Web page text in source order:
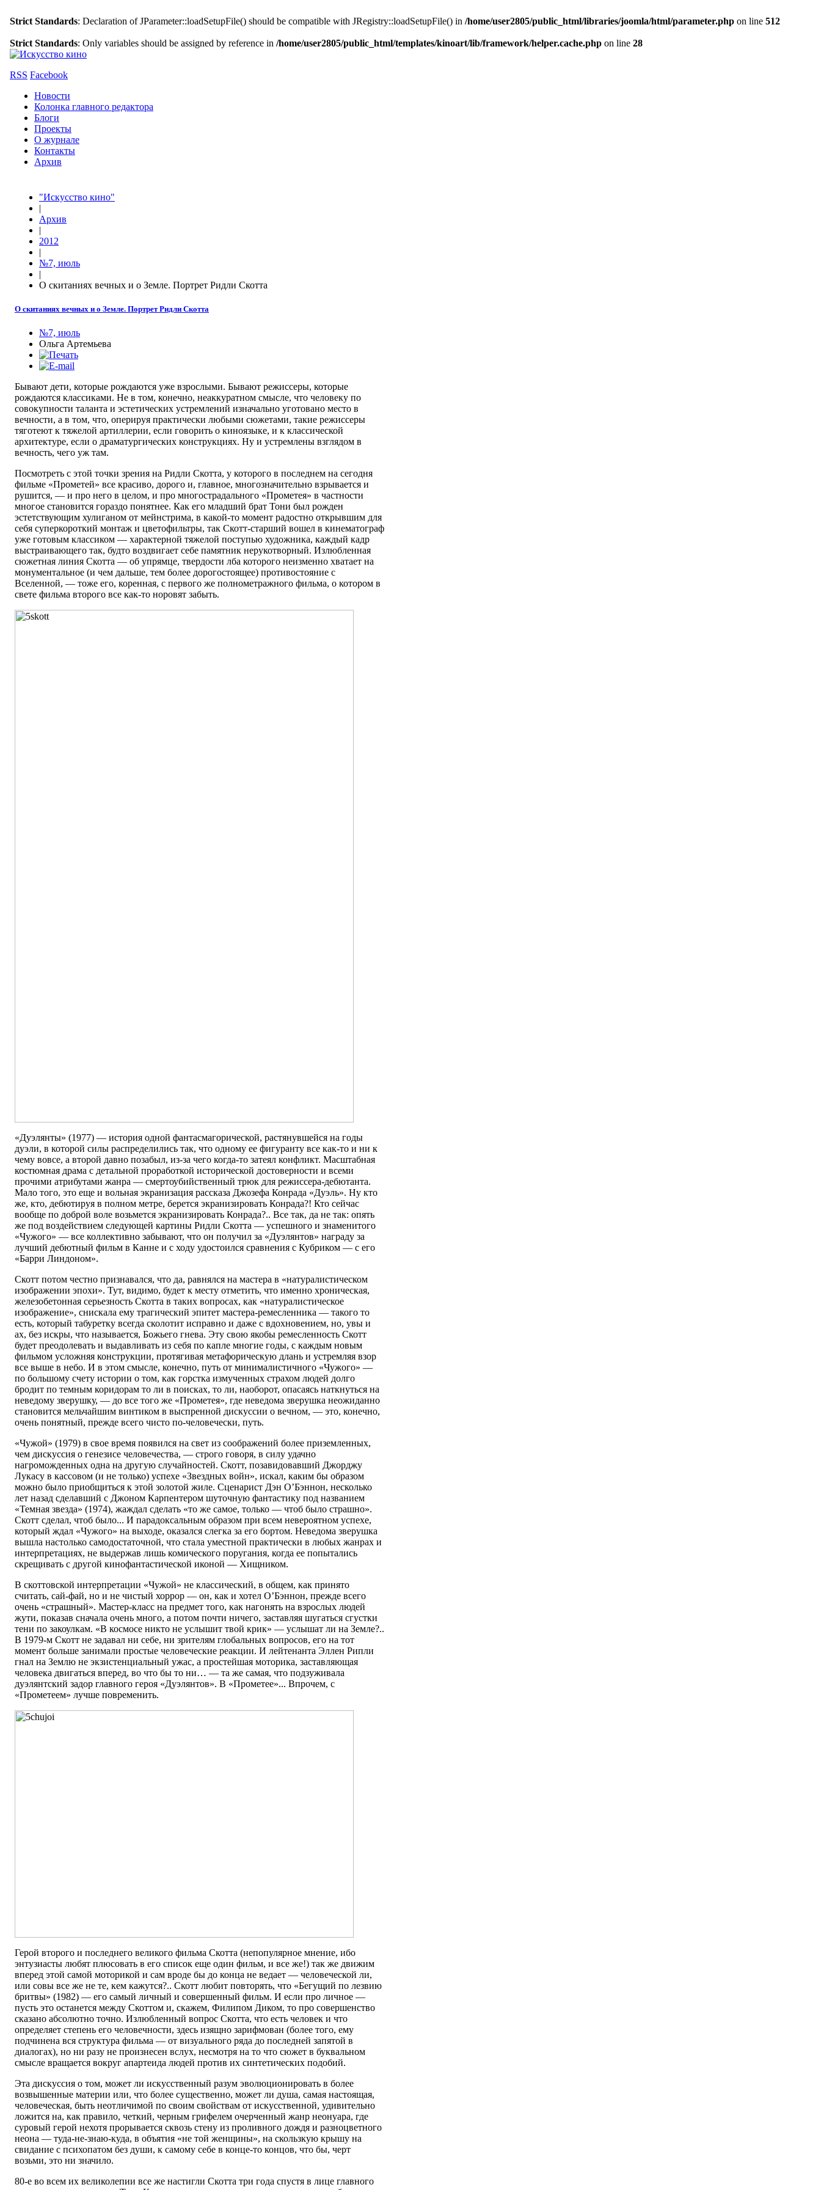
Strict Standards: Declaration of JParameter::loadSetupFile() should be compatible with JRegistry::loadSetupFile() in /home/user2805/public_html/libraries/joomla/html/parameter.php on line 512
Strict Standards: Only variables should be assigned by reference in /home/user2805/public_html/templates/kinoart/lib/framework/helper.cache.php on line 28
RSS Facebook
Новости
Колонка главного редактора
Блоги
Проекты
О журнале
Контакты
Архив
"Искусство кино"
|
Архив
|
2012
|
№7, июль
|
О скитаниях вечных и о Земле. Портрет Ридли Скотта
О скитаниях вечных и о Земле. Портрет Ридли Скотта
№7, июль
Ольга Артемьева
Бывают дети, которые рождаются уже взрослыми. Бывают режиссеры, которые
рождаются классиками. Не в том, конечно, неаккуратном смысле, что человеку по
совокупности таланта и эстетических устремлений изначально уготовано место в
вечности, а в том, что, оперируя практически любыми сюжетами, такие режиссеры
тяготеют к тяжелой артиллерии, если говорить о киноязыке, и к классической
архитектуре, если о драматургических конструкциях. Ну и устремлены взглядом в
вечность, чего уж там.
Посмотреть с этой точки зрения на Ридли Скотта, у которого в последнем на сегодня
фильме «Прометей» все красиво, дорого и, главное, многозначительно взрывается и
рушится, — и про него в целом, и про многострадального «Прометея» в частности
многое становится гораздо понятнее. Как его младший брат Тони был рожден
эстетствующим хулиганом от мейнстрима, в какой-то момент радостно открывшим для
себя суперкороткий монтаж и цветофильтры, так Скотт-старший вошел в кинематограф
уже готовым классиком — характерной тяжелой поступью художника, каждый кадр
выстраивающего так, будто воздвигает себе памятник нерукотворный. Излюбленная
сюжетная линия Скотта — об упрямце, твердости лба которого неизменно хватает на
монументальное (и чем дальше, тем более дорогостоящее) противостояние с
Вселенной, — тоже его, коренная, с первого же полнометражного фильма, о котором в
свете фильма второго все как-то норовят забыть.
«Дуэлянты» (1977) — история одной фантасмагорической, растянувшейся на годы
дуэли, в которой силы распределились так, что одному ее фигуранту все как-то и ни к
чему вовсе, а второй давно позабыл, из-за чего когда-то затеял конфликт. Масштабная
костюмная драма с детальной проработкой исторической достоверности и всеми
прочими атрибутами жанра — смертоубийственный трюк для режиссера-дебютанта.
Мало того, это еще и вольная экранизация рассказа Джозефа Конрада «Дуэль». Ну кто
же, кто, дебютируя в полном метре, берется экранизировать Конрада?! Кто сейчас
вообще по доброй воле возьмется экранизировать Конрада?.. Все так, да не так: опять
же под воздействием следующей картины Ридли Скотта — успешного и знаменитого
«Чужого» — все коллективно забывают, что он получил за «Дуэлянтов» награду за
лучший дебютный фильм в Канне и с ходу удостоился сравнения с Кубриком — с его
«Барри Линдоном».
Скотт потом честно признавался, что да, равнялся на мастера в «натуралистическом
изображении эпохи». Тут, видимо, будет к месту отметить, что именно хроническая,
железобетонная серьезность Скотта в таких вопросах, как «натуралистическое
изображение», снискала ему трагический эпитет мастера-ремесленника — такого то
есть, который табуретку всегда сколотит исправно и даже с вдохновением, но, увы и
ах, без искры, что называется, Божьего гнева. Эту свою якобы ремесленность Скотт
будет преодолевать и выдавливать из себя по капле многие годы, с каждым новым
фильмом усложняя конструкции, протягивая метафорическую длань и устремляя взор
все выше в небо. И в этом смысле, конечно, путь от минималистичного «Чужого» —
по большому счету истории о том, как горстка измученных страхом людей долго
бродит по темным коридорам то ли в поисках, то ли, наоборот, опасаясь наткнуться на
неведому зверушку, — до все того же «Прометея», где неведома зверушка неожиданно
становится мельчайшим винтиком в выспренной дискуссии о вечном, — это, конечно,
очень понятный, прежде всего чисто по-человечески, путь.
«Чужой» (1979) в свое время появился на свет из соображений более приземленных,
чем дискуссия о генезисе человечества, — строго говоря, в силу удачно
нагроможденных одна на другую случайностей. Скотт, позавидовавший Джорджу
Лукасу в кассовом (и не только) успехе «Звездных войн», искал, каким бы образом
можно было приобщиться к этой золотой жиле. Сценарист Дэн О’Бэннон, несколько
лет назад сделавший с Джоном Карпентером шуточную фантастику под названием
«Темная звезда» (1974), жаждал сделать «то же самое, только — чтоб было страшно».
Скотт сделал, чтоб было... И парадоксальным образом при всем невероятном успехе,
который ждал «Чужого» на выходе, оказался слегка за его бортом. Неведома зверушка
вышла настолько самодостаточной, что стала уместной практически в любых жанрах и
интерпретациях, не выдержав лишь комического поругания, когда ее попытались
скрещивать с другой кинофантастической иконой — Хищником.
В скоттовской интерпретации «Чужой» не классический, в общем, как принято
считать, сай-фай, но и не чистый хоррор — он, как и хотел О’Бэннон, прежде всего
очень «страшный». Мастер-класс на предмет того, как нагонять на взрослых людей
жути, показав сначала очень много, а потом почти ничего, заставляя шугаться сгустки
тени по закоулкам. «В космосе никто не услышит твой крик» — услышат ли на Земле?..
В 1979-м Скотт не задавал ни себе, ни зрителям глобальных вопросов, его на тот
момент больше занимали простые человеческие реакции. И лейтенанта Эллен Рипли
гнал на Землю не экзистенциальный ужас, а простейшая моторика, заставляющая
человека двигаться вперед, во что бы то ни… — та же самая, что подзуживала
дуэлянтский задор главного героя «Дуэлянтов». В «Прометее»... Впрочем, с
«Прометеем» лучше повременить.
Герой второго и последнего великого фильма Скотта (непопулярное мнение, ибо
энтузиасты любят плюсовать в его список еще один фильм, и все же!) так же движим
вперед этой самой моторикой и сам вроде бы до конца не ведает — человеческой ли,
или совы все же не те, кем кажутся?.. Скотт любит повторять, что «Бегущий по лезвию
бритвы» (1982) — его самый личный и совершенный фильм. И если про личное —
пусть это останется между Скоттом и, скажем, Филипом Диком, то про совершенство
сказано абсолютно точно. Излюбленный вопрос Скотта, что есть человек и что
определяет степень его человечности, здесь изящно зарифмован (более того, ему
подчинена вся структура фильма — от визуального ряда до последней запятой в
диалогах), но ни разу не произнесен вслух, несмотря на то что сюжет в буквальном
смысле вращается вокруг апартеида людей против их синтетических подобий.
Эта дискуссия о том, может ли искусственный разум эволюционировать в более
возвышенные материи или, что более существенно, может ли душа, самая настоящая,
человеческая, быть неотличимой по своим свойствам от искусственной, удивительно
ложится на, как правило, четкий, черным грифелем очерченный жанр неонуара, где
суровый герой нехотя прорывается сквозь стену из проливного дождя и разноцветного
неона — туда-не-знаю-куда, в объятия «не той женщины», на скользкую крышу на
свидание с психопатом без души, к самому себе в конце-то концов, что бы, черт
возьми, это ни значило.
80-е во всем их великолепии все же настигли Скотта три года спустя в лице главного